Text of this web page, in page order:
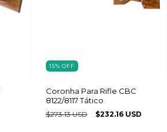
15% OFF
Coronha Para Rifle CBC
8122/8117 Tático
$273.13 USD $232.16 USD